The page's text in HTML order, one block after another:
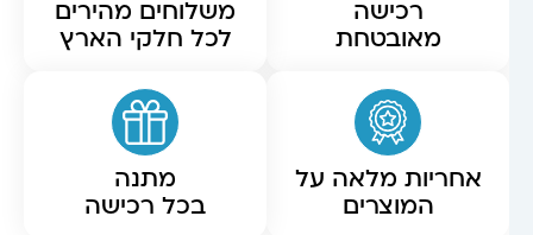
רכישה
מאובטחת
משלוחים מהירים
לכל חלקי הארץ
אחריות מלאה על
המוצרים
מתנה
בכל רכישה